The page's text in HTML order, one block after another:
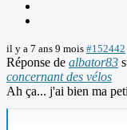
il y a 7 ans 9 mois #152442
Réponse de albator83
concernant des vélos
Ah ça... j'ai bien ma